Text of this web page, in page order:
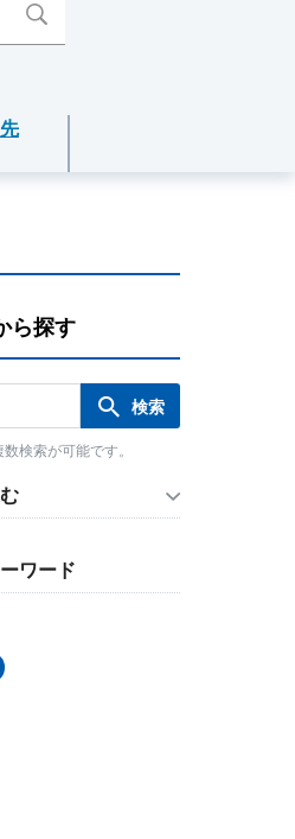
ら探す
検索が可能です。
ワード